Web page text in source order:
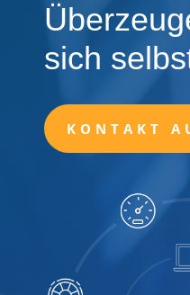
sich
KONTAKT